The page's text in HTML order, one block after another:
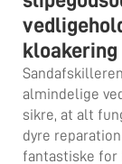
kloakering
almindelige
sikre, at alt
dyre
fantastiske for